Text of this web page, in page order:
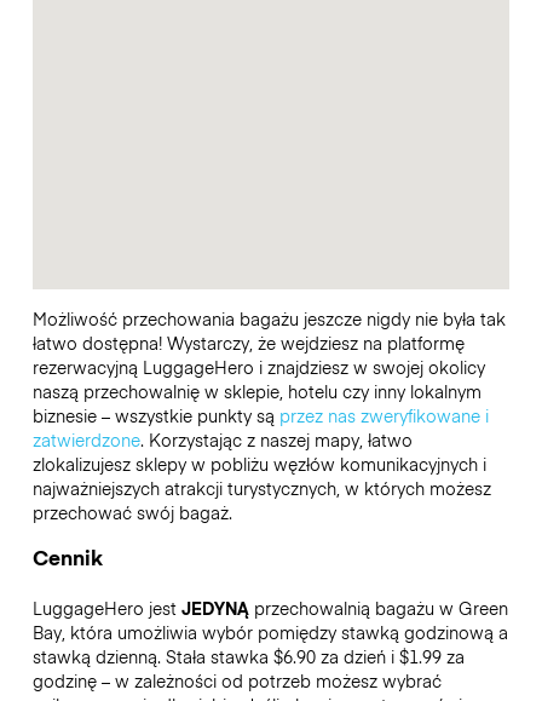
Możliwość przechowania bagażu jeszcze nigdy nie była tak
łatwo dostępna! Wystarczy, że wejdziesz na platformę
rezerwacyjną LuggageHero i znajdziesz w swojej okolicy
naszą przechowalnię w sklepie, hotelu czy inny lokalnym
biznesie – wszystkie punkty są przez nas zweryfikowane i
zatwierdzone. Korzystając z naszej mapy, łatwo
zlokalizujesz sklepy w pobliżu węzłów komunikacyjnych i
najważniejszych atrakcji turystycznych, w których możesz
przechować swój bagaż.
Cennik
LuggageHero jest JEDYNĄprzechowalnią bagażu w Green
Bay, która umożliwia wybór pomiędzy stawką godzinową a
stawką dzienną. Stała stawka $6.90 za dzień i $1.99 za
godzinę – w zależności od potrzeb możesz wybrać